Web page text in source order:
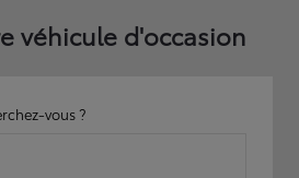
véhicule d'occasion
vous ?